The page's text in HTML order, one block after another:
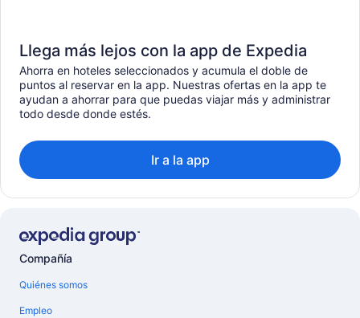
Llega más lejos con la app de Expedia
Ahorra en hoteles seleccionados y acumula el doble de
puntos al reservar en la app. Nuestras ofertas en la app te
ayudan a ahorrar para que puedas viajar más y administrar
todo desde donde estés.
Ir a la app
Compañía
Quiénes somos
Empleo